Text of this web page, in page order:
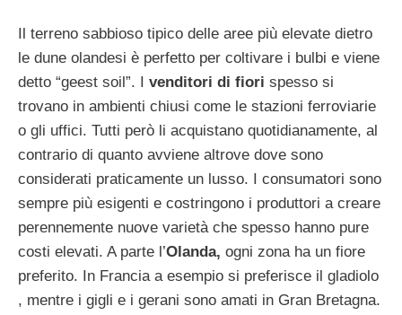
Il terreno sabbioso tipico delle aree più elevate dietro
le dune olandesi è perfetto per coltivare i bulbi e viene
detto “geest soil”. I venditori di fiori spesso si
trovano in ambienti chiusi come le stazioni ferroviarie
o gli uffici. Tutti però li acquistano quotidianamente, al
contrario di quanto avviene altrove dove sono
considerati praticamente un lusso. I consumatori sono
sempre più esigenti e costringono i produttori a creare
perennemente nuove varietà che spesso hanno pure
costi elevati. A parte l’Olanda, ogni zona ha un fiore
preferito. In Francia a esempio si preferisce il gladiolo
, mentre i gigli e i gerani sono amati in Gran Bretagna.